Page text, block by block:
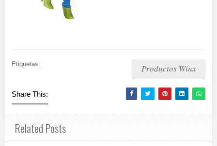
Etiquetas: Productos Winx
Share This:
Related Posts